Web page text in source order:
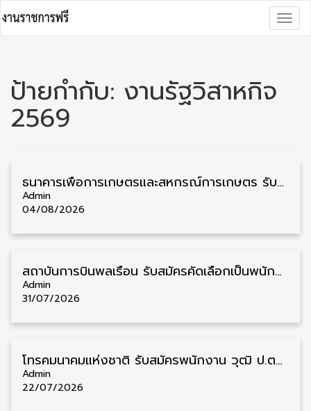
to
content
ป้ายกำกับ: งานรัฐวิสาหกิจ
2569
ธนาคารเพื่อการเกษตรและสหกรณ์การเกษตร รับสมัครบุคคลเพื่อเป็นผู้ช่วยพนักงาน วุฒิ ป.ตรี 5 อัตรา รับสมัคร 4 – 14 สิงหาคม
Admin
04/08/2026
สถาบันการบินพลเรือน รับสมัครคัดเลือกเป็นพนักงาน วุฒิ ป.ตรี/ป.โท/ป.เอก 11 อัตรา รับสมัคร 27 กรกฎาคม – 10 สิงหาคม
Admin
31/07/2026
โทรคมนาคมแห่งชาติ รับสมัครพนักงาน วุฒิ ป.ตรี 39 อัตรา รับสมัครตั้งแต่บัดนี้ – 5 สิงหาคม
Admin
22/07/2026